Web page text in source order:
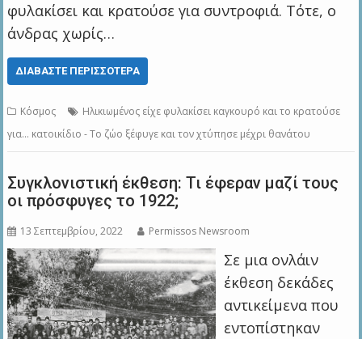
φυλακίσει και κρατούσε για συντροφιά. Τότε, ο
άνδρας χωρίς…
ΔΙΑΒΆΣΤΕ ΠΕΡΙΣΣΌΤΕΡΑ
Κόσμος
Ηλικιωμένος είχε φυλακίσει καγκουρό και το κρατούσε
για… κατοικίδιο - Το ζώο ξέφυγε και τον χτύπησε μέχρι θανάτου
Συγκλονιστική έκθεση: Τι έφεραν μαζί τους
οι πρόσφυγες το 1922;
13 Σεπτεμβρίου, 2022 Permissos Newsroom
Σε μια ονλάιν
έκθεση δεκάδες
αντικείμενα που
εντοπίστηκαν